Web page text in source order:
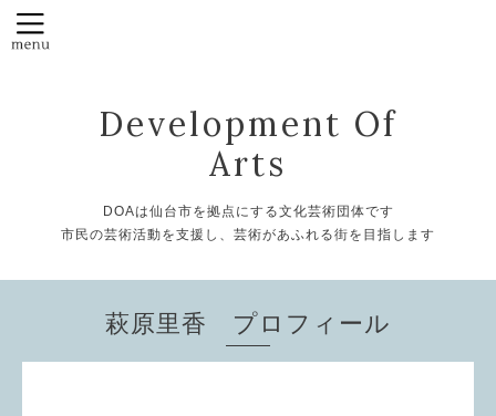
Development Of
Arts
DOAは仙台市を拠点にする文化芸術団体です
市民の芸術活動を支援し、芸術があふれる街を目指します
萩原里香 プロフィール